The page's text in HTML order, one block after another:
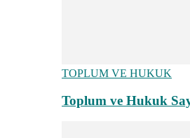
TOPLUM VE HUKUK
Toplum ve Hukuk